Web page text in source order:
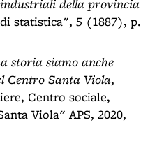
della provincia
statistica", 5 (1887), p.
storia siamo anche
Centro Santa Viola,
Centro sociale,
Viola" APS, 2020,